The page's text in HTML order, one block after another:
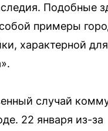
Подобные
примеры
характерной
случай
22 января из-за